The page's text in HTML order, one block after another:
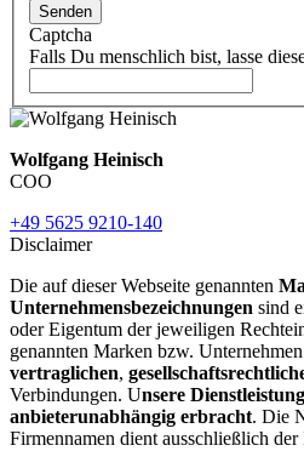
Senden
Captcha
Falls Du menschlich bist, lasse
Wolfgang Heinisch
COO
+49 5625 9210-140
Disclaimer
Die auf dieser Webseite genannten
Unternehmensbezeichnungen sind
oder Eigentum der jeweiligen
genannten Marken bzw.
vertraglichen,
Verbindungen. Unsere
anbieterunabhängig erbracht. Die
Firmennamen dient ausschließlich